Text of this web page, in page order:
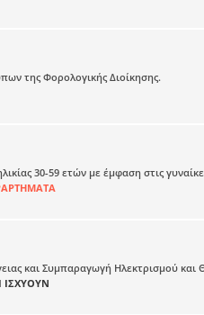
της Φορολογικής Διοίκησης.
30-59 ετών με έμφαση στις
και Συμπαραγωγή Ηλεκτρισμού και
ΙΣΧΥΟΥΝ